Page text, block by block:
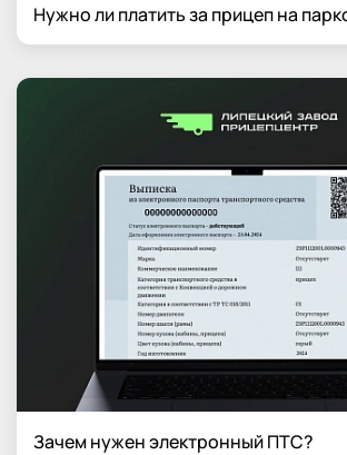
Нужно ли платить за прицеп на
Зачем нужен электронный ПТС?